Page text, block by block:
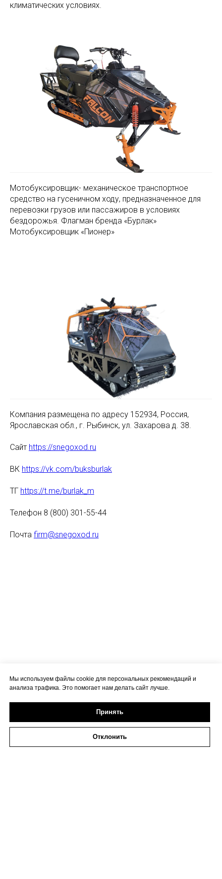
климатических условиях.
Мотобуксировщик- механическое транспортное
средство на гусеничном ходу, предназначенное для
перевозки грузов или пассажиров в условиях
бездорожья. Флагман бренда «Бурлак»
Мотобуксировщик «Пионер»
Компания размещена по адресу 152934, Россия,
Ярославская обл., г. Рыбинск, ул. Захарова д. 38.
Сайт https://snegoxod.ru
ВК https://vk.com/buksburlak
ТГ https://t.me/burlak_m
Телефон 8 (800) 301-55-44
Почта firm@snegoxod.ru
Мы используем файлы cookie для персональных рекомендаций и
анализа трафика. Это помогает нам делать сайт лучше.
Принять
Отклонить